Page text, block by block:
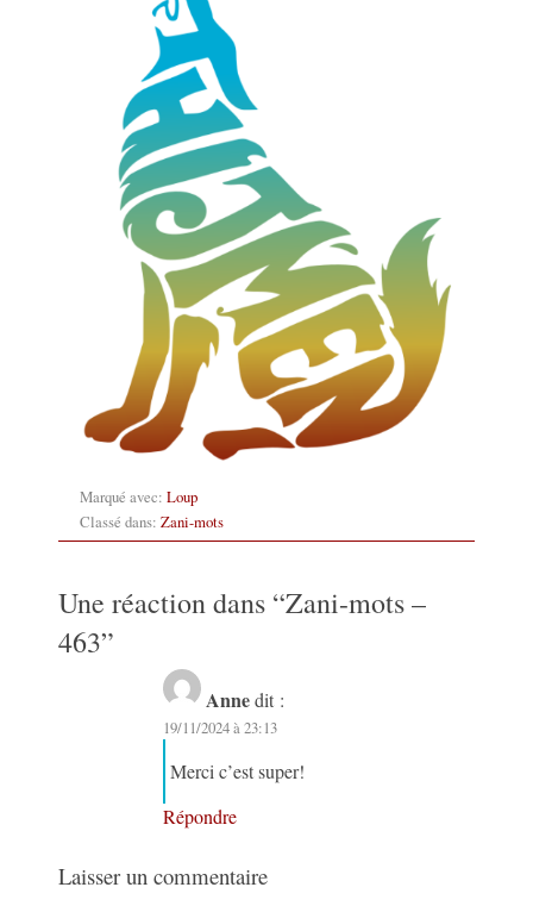
Marqué avec: Loup
Classé dans: Zani-mots
Une réaction dans “Zani-mots –
463”
Anne dit :
19/11/2024 à 23:13
Merci c’est super!
Répondre
Laisser un commentaire